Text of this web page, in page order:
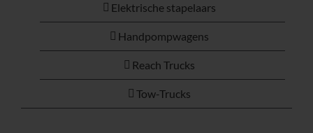
Elektrische stapelaars
Handpompwagens
Reach Trucks
Tow-Trucks